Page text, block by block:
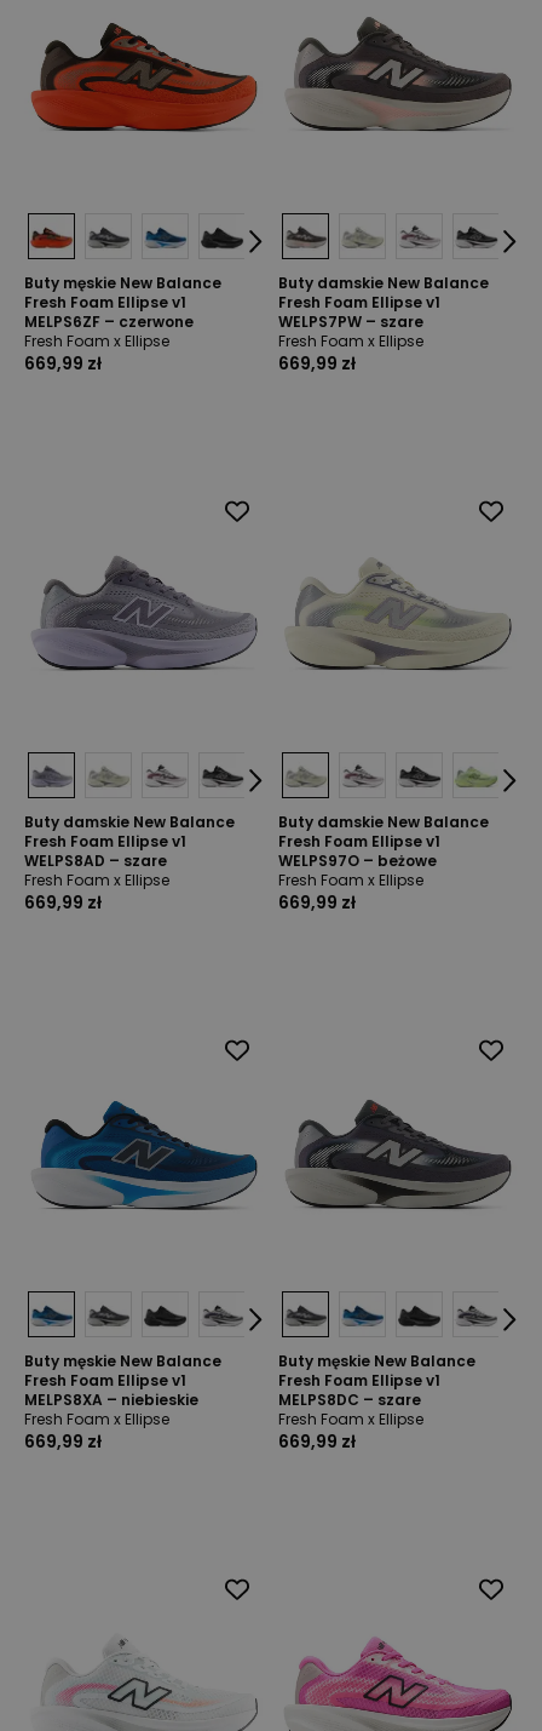
Buty męskie New Balance
Fresh Foam Ellipse v1
MELPS6ZF – czerwone
Fresh Foam x Ellipse
669,99 zł
Buty damskie New Balance
Fresh Foam Ellipse v1
WELPS7PW – szare
Fresh Foam x Ellipse
669,99 zł
Buty damskie New Balance
Fresh Foam Ellipse v1
WELPS8AD – szare
Fresh Foam x Ellipse
669,99 zł
Buty damskie New Balance
Fresh Foam Ellipse v1
WELPS97O – beżowe
Fresh Foam x Ellipse
669,99 zł
Buty męskie New Balance
Fresh Foam Ellipse v1
MELPS8XA – niebieskie
Fresh Foam x Ellipse
669,99 zł
Buty męskie New Balance
Fresh Foam Ellipse v1
MELPS8DC – szare
Fresh Foam x Ellipse
669,99 zł